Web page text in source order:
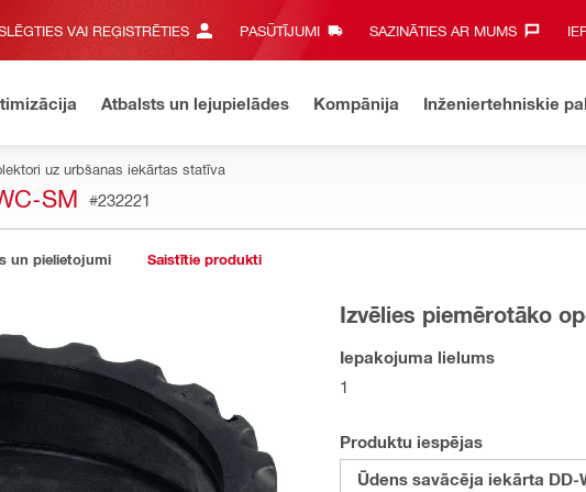
VAI REĢISTRĒTIES PASŪTĪJUMI SAZINĀTIES AR MUMS‎
Atbalsts un lejupielādes Kompānija Inženiertehniskie
uz urbšanas iekārtas statīva
SM #232221
un pielietojumi Saistītie produkti
Izvēlies piemērotāko
Iepakojuma lielums
1
Produktu iespējas
Ūdens savācēja iekārta DD-